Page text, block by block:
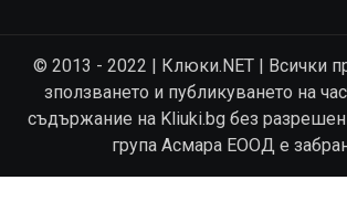
© 2013 - 2022 | Клюки.NET | Всички
зползването и публикуването на
съдържание на Kliuki.bg без
група Асмара ЕООД е